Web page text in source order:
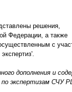
решения,
Федерации, а также
с
дополнения и
по экспертизам СЧУ